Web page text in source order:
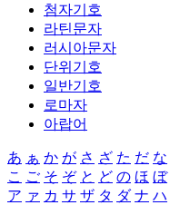
첨자기호
라틴문자
러시아문자
단위기호
일반기호
로마자
아랍어
あ ぁ か が さ ざ た だ な
こ ご そ ぞ と ど の ほ ぼ
ア ァ カ サ ザ タ ダ ナ ハ